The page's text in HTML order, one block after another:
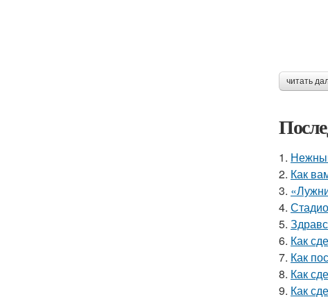
читать
1.
2. Как
3.
4.
5.
6. Как
7. Как
8. Как
9. Как